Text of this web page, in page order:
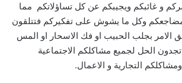
و غائبكم ويجيبكم عن كل تساؤلاتكم مما
وكل ما يشوش على تفكيركم فتتلقون
الامر بجلب الحبيب او فك الاسحار او المس
الحل لجميع مشاكلكم الاجتماعية
التجارية و الاعمال.